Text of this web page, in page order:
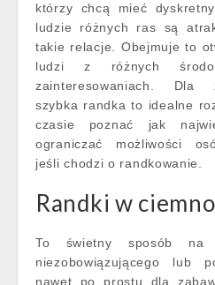
którzy chcą mieć
ludzie różnych ras są
takie relacje. Obejmuje to
ludzi z różnych
zainteresowaniach. Dla
szybka randka to idealne
czasie poznać jak
ograniczać możliwości
jeśli chodzi o randkowanie.
Randki w
To świetny sposób na
niezobowiązującego lub
nawet po prostu dla